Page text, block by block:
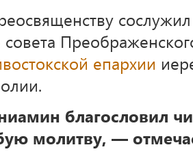
совета
епархии
благословил
молитву, —